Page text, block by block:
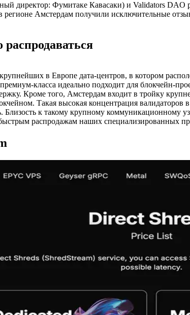
директор: Фумитаке Кавасаки) и Validators DAO
Амстердам получили исключительные
в Европе дата-центров, в котором
класса идеально подходит для блокчейн-
Кроме того, Амстердам входит в тройку
Такая высокая концентрация валидаторов
Близость к такому крупному коммуникационному
распродажам наших специализированных